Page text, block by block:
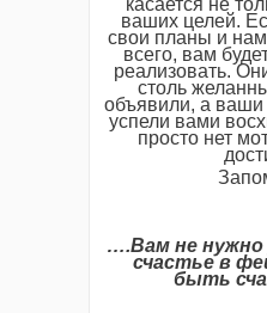
касается не
ваших целей.
свои планы и
всего, вам
реализовать.
столь
объявили, а ваши
успели вами
просто нет
….Вам не нужно
счастье в
быть